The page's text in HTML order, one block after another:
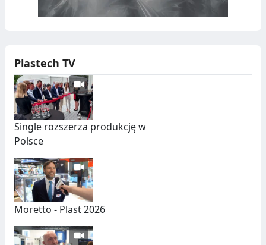
Plastech TV
Single rozszerza produkcję w
Polsce
Moretto - Plast 2026